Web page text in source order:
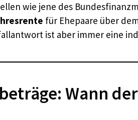
wie jene des
für Ehepaare über
ist aber immer eine
Wann